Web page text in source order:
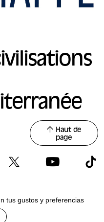
Haut de
page
tus gustos y preferencias